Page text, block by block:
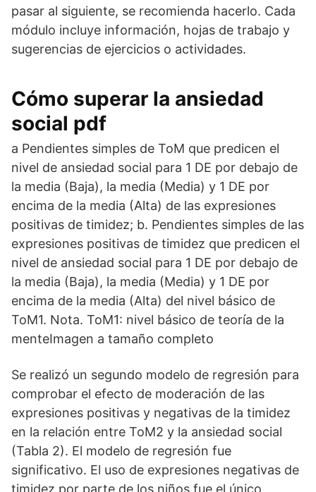
pasar al siguiente, se recomienda hacerlo. Cada
módulo incluye información, hojas de trabajo y
sugerencias de ejercicios o actividades.
Cómo superar la ansiedad
social pdf
a Pendientes simples de ToM que predicen el
nivel de ansiedad social para 1 DE por debajo de
la media (Baja), la media (Media) y 1 DE por
encima de la media (Alta) de las expresiones
positivas de timidez; b. Pendientes simples de las
expresiones positivas de timidez que predicen el
nivel de ansiedad social para 1 DE por debajo de
la media (Baja), la media (Media) y 1 DE por
encima de la media (Alta) del nivel básico de
ToM1. Nota. ToM1: nivel básico de teoría de la
menteImagen a tamaño completo
Se realizó un segundo modelo de regresión para
comprobar el efecto de moderación de las
expresiones positivas y negativas de la timidez
en la relación entre ToM2 y la ansiedad social
(Tabla 2). El modelo de regresión fue
significativo. El uso de expresiones negativas de
timidez por parte de los niños fue el único